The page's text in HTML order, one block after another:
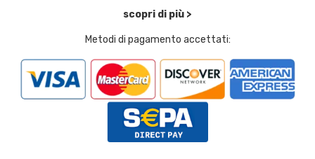
scopri di più >
Metodi di pagamento accettati: